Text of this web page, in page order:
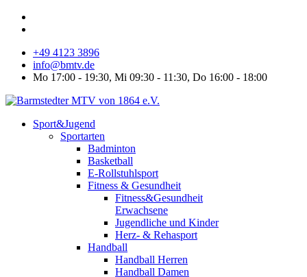
+49 4123 3896
info@bmtv.de
Mo 17:00 - 19:30, Mi 09:30 - 11:30, Do 16:00 - 18:00
Sport&Jugend
Sportarten
Badminton
Basketball
E-Rollstuhlsport
Fitness & Gesundheit
Fitness&Gesundheit
Erwachsene
Jugendliche und Kinder
Herz- & Rehasport
Handball
Handball Herren
Handball Damen